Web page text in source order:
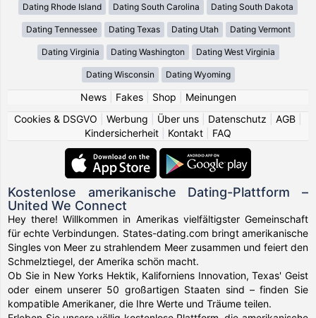
Dating Rhode Island Dating South Carolina Dating South Dakota
Dating Tennessee Dating Texas Dating Utah Dating Vermont
Dating Virginia Dating Washington Dating West Virginia
Dating Wisconsin Dating Wyoming
News| Fakes| Shop
Meinungen
Cookies & DSGVO
Werbung Über uns Datenschutz AGB
Kindersicherheit
Kontakt FAQ
Kostenlose amerikanische Dating-Plattform –
United We Connect
Hey there! Willkommen in Amerikas vielfältigster Gemeinschaft
für echte Verbindungen. States-dating.com bringt amerikanische
Singles von Meer zu strahlendem Meer zusammen und feiert den
Schmelztiegel, der Amerika schön macht.
Ob Sie in New Yorks Hektik, Kaliforniens Innovation, Texas' Geist
oder einem unserer 50 großartigen Staaten sind – finden Sie
kompatible Amerikaner, die Ihre Werte und Träume teilen.